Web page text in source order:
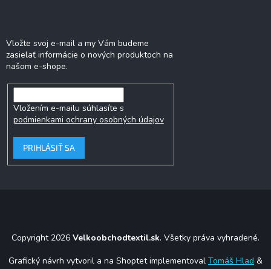
Vložte svoj e-mail a my Vám budeme
zasielať informácie o nových produktoch na
našom e-shope.
Vložením e-mailu súhlasíte s
podmienkami ochrany osobných údajov
PRIHLÁSIŤ SA
Copyright 2026 Velkoobchodtextil.sk. Všetky práva vyhradené.
Grafický návrh vytvoril a na Shoptet implementoval Tomáš Hlad &